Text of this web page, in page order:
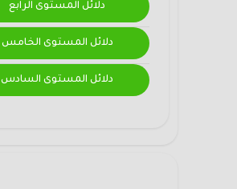
دلائل المستوى الرابع
دلائل المستوى الخامس
دلائل المستوى السادس